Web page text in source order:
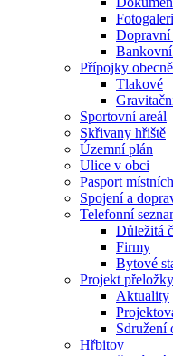
Přípojky obecně
Tlakové
Sportovní areál
Skřivany hřiště
Územní plán
Ulice v obci
Pasport
Spojení a
Telefonní
Důležitá
Firmy
Bytové
Projekt přeložky
Aktuality
Sdružení
Hřbitov